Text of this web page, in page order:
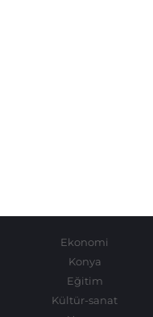
Ekonomi
Konya
Eğitim
Kültür-sanat